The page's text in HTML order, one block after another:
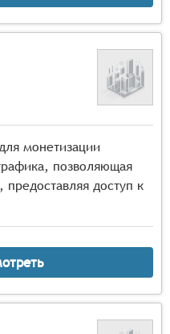
монетизации
позволяющая
предоставляя доступ к